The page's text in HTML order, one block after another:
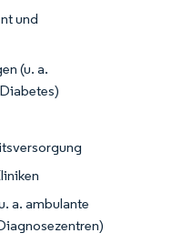
und
(u. a.
a. ambulante